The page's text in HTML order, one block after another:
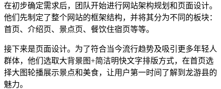
在初步确定需求后，团队开始进行网站架构规划和页面设计。
他们先制定了整个网站的框架结构，并将其分为不同的板块：
首页、介绍页、景点页、餐饮住宿页等等。
接下来是页面设计。为了符合当今流行趋势及吸引更多年轻人
群体，他们选取大背景图+简洁明快文字排版方式，在首页选
择大图轮播展示景点和美食，让用户第一时间了解到龙游县的
魅力。